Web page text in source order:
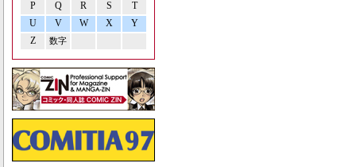
P Q R S
T
U
V W X
Y
Z
数字